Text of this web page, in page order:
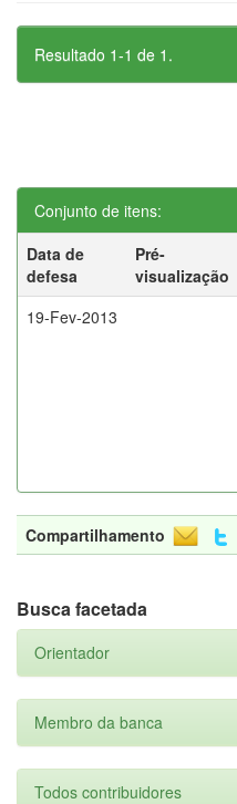
Resultado 1-1 de 1.
Conjunto de itens:
Data de
defesa
Pré-
visualização
19-Fev-2013
Compartilhamento
Busca facetada
Orientador
Membro da banca
Todos contribuidores